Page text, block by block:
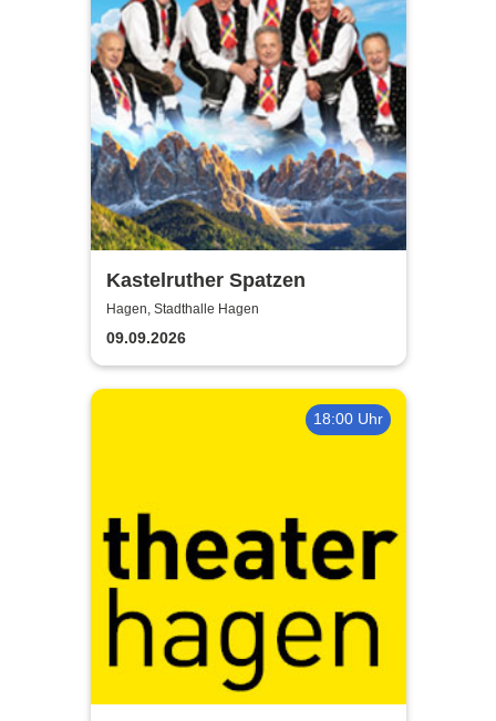
Kastelruther Spatzen
Hagen, Stadthalle Hagen
09.09.2026
18:00 Uhr